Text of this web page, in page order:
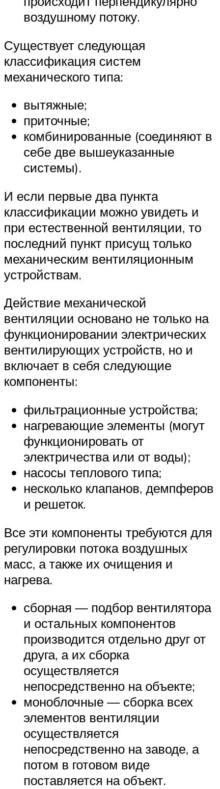
воздушному потоку.
Существует следующая
классификация систем
механического типа:
вытяжные;
приточные;
комбинированные (соединяют в
себе две вышеуказанные
системы).
И если первые два пункта
классификации можно увидеть и
при естественной вентиляции, то
последний пункт присущ только
механическим вентиляционным
устройствам.
Действие механической
вентиляции основано не только на
функционировании электрических
вентилирующих устройств, но и
включает в себя следующие
компоненты:
фильтрационные устройства;
нагревающие элементы (могут
функционировать от
электричества или от воды);
насосы теплового типа;
несколько клапанов, демпферов
и решеток.
Все эти компоненты требуются для
регулировки потока воздушных
масс, а также их очищения и
нагрева.
сборная — подбор вентилятора
и остальных компонентов
производится отдельно друг от
друга, а их сборка
осуществляется
непосредственно на объекте;
моноблочные — сборка всех
элементов вентиляции
осуществляется
непосредственно на заводе, а
потом в готовом виде
поставляется на объект.